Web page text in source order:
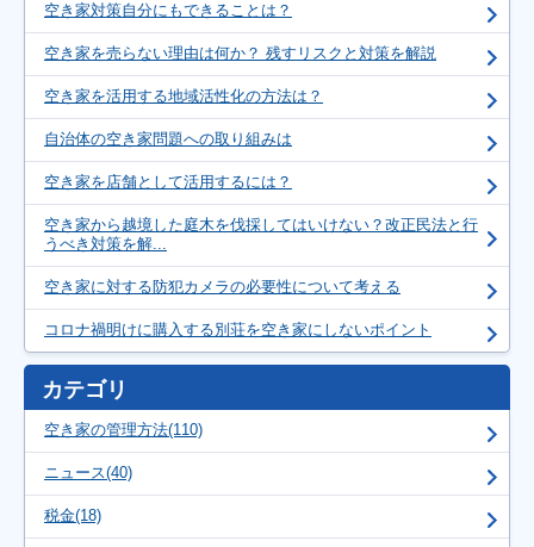
空き家対策自分にもできることは？
空き家を売らない理由は何か？ 残すリスクと対策を解説
空き家を活用する地域活性化の方法は？
自治体の空き家問題への取り組みは
空き家を店舗として活用するには？
空き家から越境した庭木を伐採してはいけない？改正民法と行
うべき対策を解...
空き家に対する防犯カメラの必要性について考える
コロナ禍明けに購入する別荘を空き家にしないポイント
カテゴリ
空き家の管理方法(110)
ニュース(40)
税金(18)